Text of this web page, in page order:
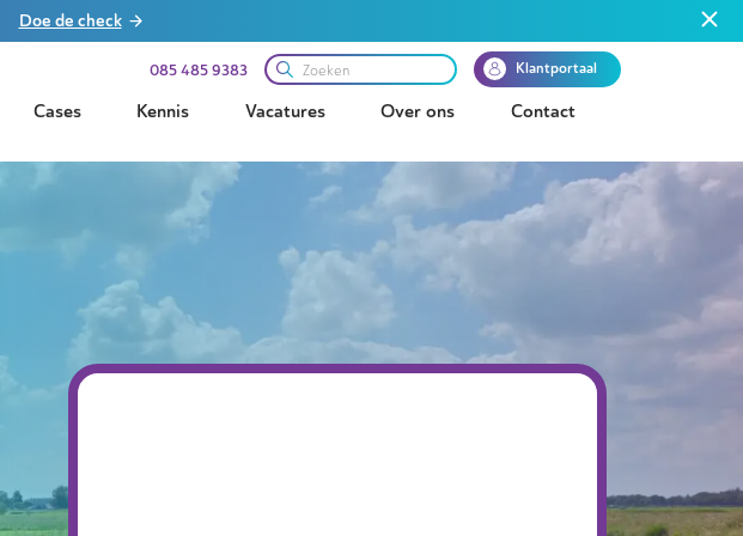
Doe de check
085 485 9383 Klantportaal
Cases Kennis Vacatures Over ons Contact